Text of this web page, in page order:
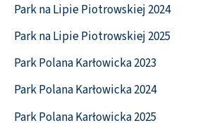
Park na Lipie Piotrowskiej 2024
Park na Lipie Piotrowskiej 2025
Park Polana Karłowicka 2023
Park Polana Karłowicka 2024
Park Polana Karłowicka 2025